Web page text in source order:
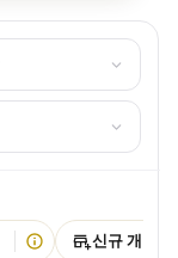
신규 개원